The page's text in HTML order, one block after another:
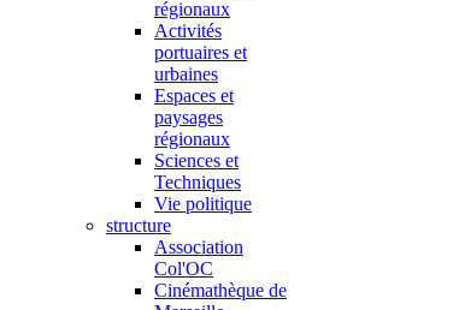
régionaux
Activités
portuaires et
urbaines
Espaces et
paysages
régionaux
Sciences et
Techniques
Vie politique
structure
Association
Col'OC
Cinémathèque de